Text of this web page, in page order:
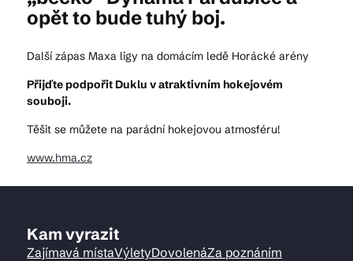
© 2026 Brána Jihlavy
opět to bude tuhý boj.
Další zápas Maxa ligy na domácím ledě Horácké arény
Přijďte podpořit Duklu v atraktivním hokejovém
souboji.
Těšit se můžete na parádní hokejovou atmosféru!
www.hma.cz
Kam vyrazit
Zajímavá místaVýletyDovolenáZa poznáním